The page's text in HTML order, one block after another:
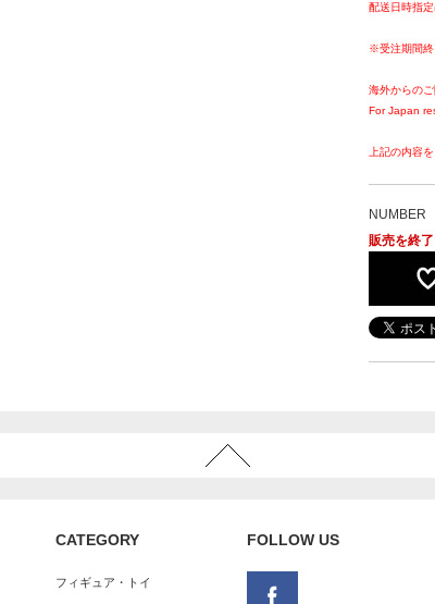
配送日時指
※受注期間終
海外からの
For Japan
上記の内容
NUMBER
販売を終了
CATEGORY
フィギュア・トイ
FOLLOW US